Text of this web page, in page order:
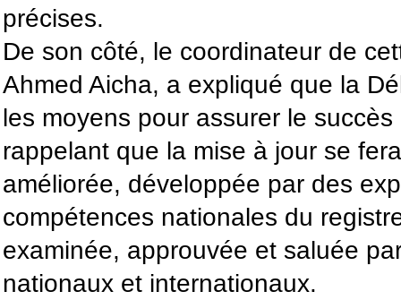
précises.
De son côté, le coordinateur de
Ahmed Aicha, a expliqué que la
les moyens pour assurer le
rappelant que la mise à jour se
améliorée, développée par des
compétences nationales du
examinée, approuvée et saluée
nationaux et internationaux.